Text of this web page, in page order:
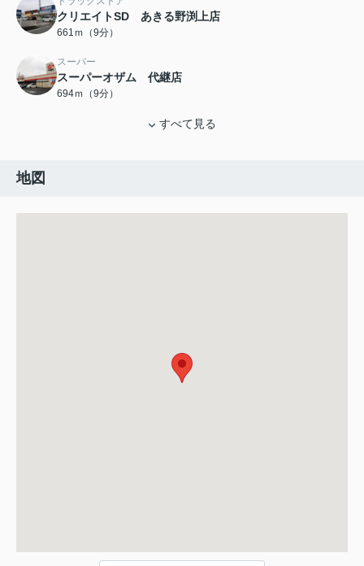
クリエイトSD あきる野渕上店
661ｍ（9分）
スーパー
スーパーオザム 代継店
694ｍ（9分）
すべて見る
地図